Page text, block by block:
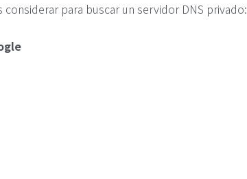
para buscar un servidor DNS privado: